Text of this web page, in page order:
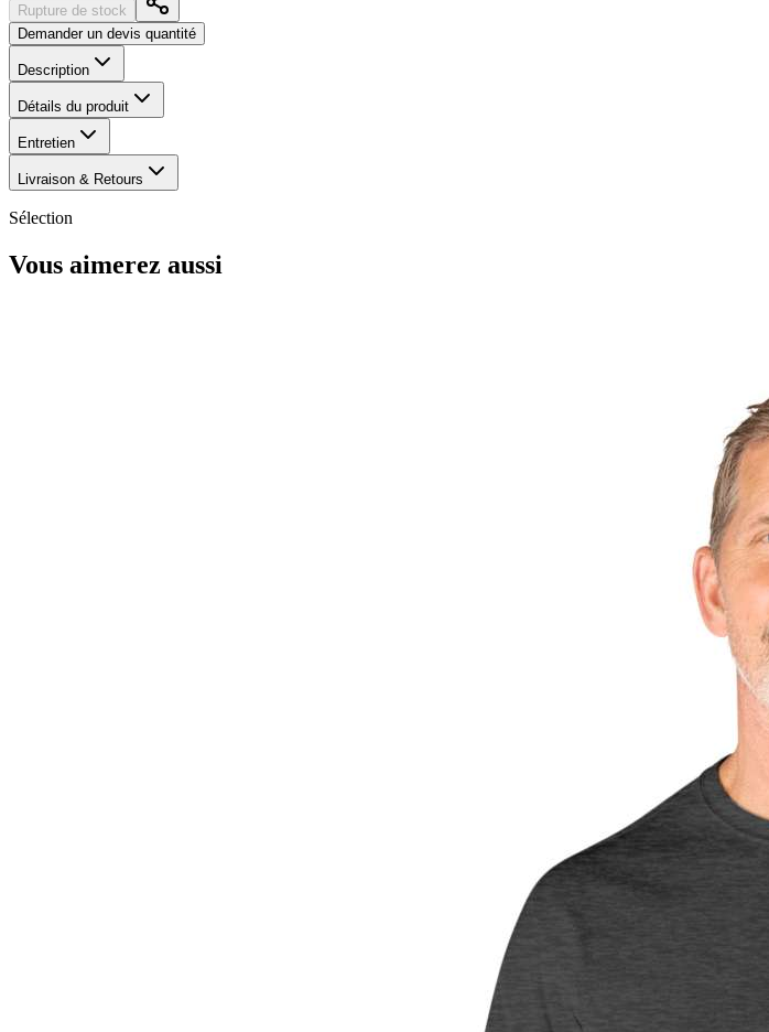
Rupture de stock
Demander un devis quantité
Description
Détails du produit
Entretien
Livraison & Retours
Sélection
Vous aimerez aussi